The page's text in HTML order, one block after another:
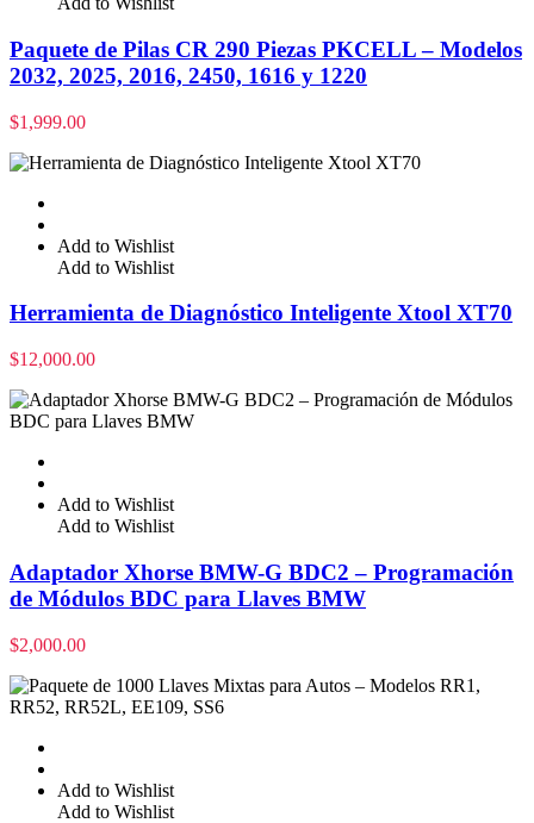
Paquete de Pilas CR 290 Piezas PKCELL – Modelos
2032, 2025, 2016, 2450, 1616 y 1220
$1,999.00
Add to Wishlist
Add to Wishlist
Herramienta de Diagnóstico Inteligente Xtool XT70
$12,000.00
Add to Wishlist
Add to Wishlist
Adaptador Xhorse BMW-G BDC2 – Programación
de Módulos BDC para Llaves BMW
$2,000.00
Add to Wishlist
Add to Wishlist